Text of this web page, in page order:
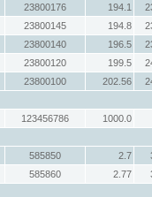
23800176 194.1
23800145 194.8
23800140 196.5
23800120 199.5
23800100 202.56
123456786
1000.0
585850 2.7
585860 2.77